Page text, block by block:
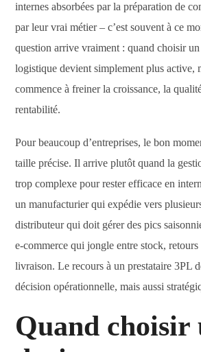
internes absorbées par la préparation de
par leur vrai métier – c’est souvent à ce
question arrive vraiment : quand choisir
logistique devient simplement plus active,
commence à freiner la croissance, la
rentabilité.
Pour beaucoup d’entreprises, le bon
taille précise. Il arrive plutôt quand la
trop complexe pour rester efficace en
un manufacturier qui expédie vers
distributeur qui doit gérer des pics
e-commerce qui jongle entre stock, retours
livraison. Le recours à un prestataire 3PL
décision opérationnelle, mais aussi
Quand choisir